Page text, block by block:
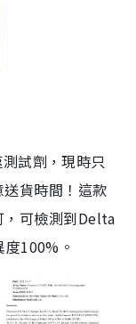
試劑，現時只
貨時間！這款
，可檢測到Delta
100%。